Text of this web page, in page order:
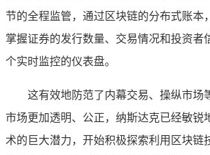
节的全程监管，通过区块链的分布式账本
掌握证券的发行数量、交易情况和投资者
个实时监控的仪表盘。
这有效地防范了内幕交易、操纵市场
市场更加透明、公正，纳斯达克已经敏锐
术的巨大潜力，开始积极探索利用区块链